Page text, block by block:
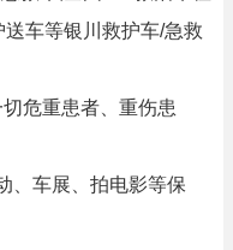
车等银川救护车/急救
危重患者、重伤患
、车展、拍电影等保